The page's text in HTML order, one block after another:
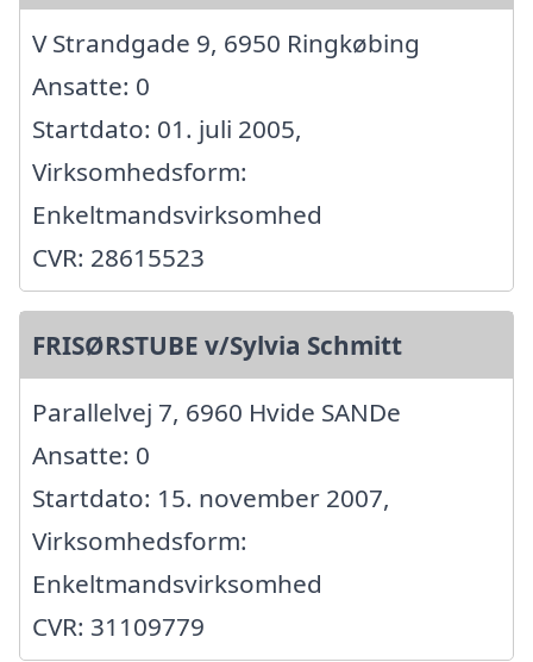
V Strandgade 9, 6950 Ringkøbing
Ansatte: 0
Startdato: 01. juli 2005,
Virksomhedsform:
Enkeltmandsvirksomhed
CVR: 28615523
FRISØRSTUBE v/Sylvia Schmitt
Parallelvej 7, 6960 Hvide SANDe
Ansatte: 0
Startdato: 15. november 2007,
Virksomhedsform:
Enkeltmandsvirksomhed
CVR: 31109779